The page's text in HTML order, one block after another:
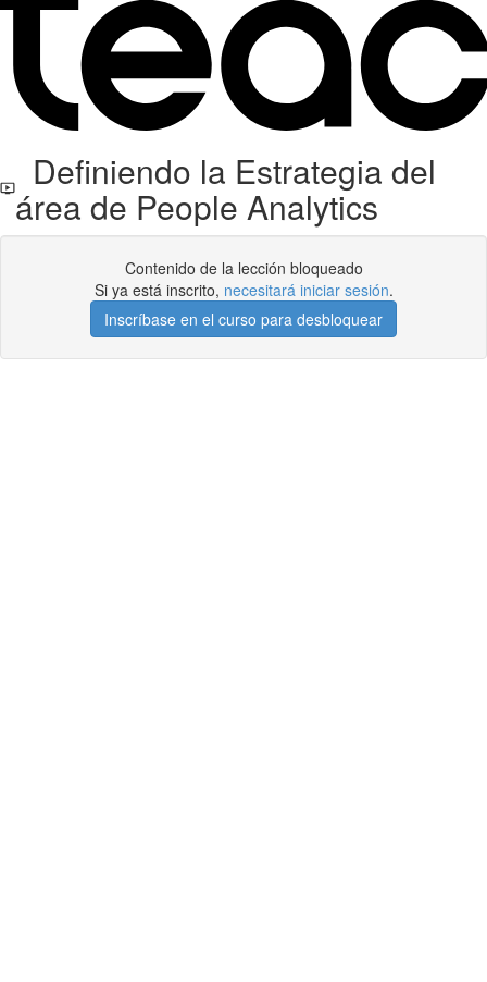
Definiendo la Estrategia del
área de People Analytics
Contenido de la lección bloqueado
Si ya está inscrito, necesitará iniciar sesión.
Inscríbase en el curso para desbloquear